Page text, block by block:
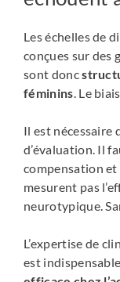
Les échelles de
conçues sur des
sont donc
féminins. Le
Il est nécessaire
d’évaluation. Il
compensation et
mesurent pas
neurotypique.
L’expertise de
est